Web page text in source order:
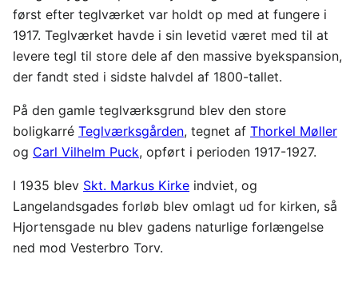
først efter teglværket var holdt op med at fungere i
1917. Teglværket havde i sin levetid været med til at
levere tegl til store dele af den massive byekspansion,
der fandt sted i sidste halvdel af 1800-tallet.
På den gamle teglværksgrund blev den store
boligkarré Teglværksgården, tegnet af Thorkel Møller
og Carl Vilhelm Puck, opført i perioden 1917-1927.
I 1935 blev Skt. Markus Kirke indviet, og
Langelandsgades forløb blev omlagt ud for kirken, så
Hjortensgade nu blev gadens naturlige forlængelse
ned mod Vesterbro Torv.